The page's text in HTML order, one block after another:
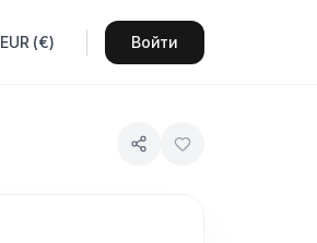
EUR (€) Войти